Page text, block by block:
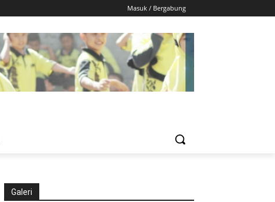
Masuk / Bergabung
Galeri